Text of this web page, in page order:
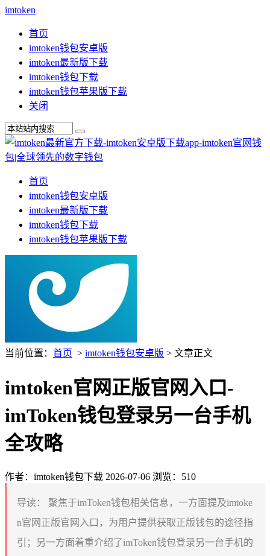
imtoken
首页
imtoken钱包安卓版
imtoken最新版下载
imtoken钱包下载
imtoken钱包苹果版下载
关闭
首页
imtoken钱包安卓版
imtoken最新版下载
imtoken钱包下载
imtoken钱包苹果版下载
当前位置： 首页 > imtoken钱包安卓版 > 文章正文
imtoken官网正版官网入口-
imToken钱包登录另一台手机
全攻略
作者：imtoken钱包下载 2026-07-06 浏览：510
导读：
聚焦于imToken钱包相关信息，一方面提及imtoke
n官网正版官网入口，为用户提供获取正版钱包的途径指
引；另一方面着重介绍了imToken钱包登录另一台手机的